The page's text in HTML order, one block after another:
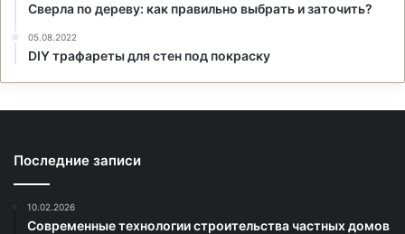
Сверла по дереву: как правильно выбрать и заточить?
05.08.2022
DIY трафареты для стен под покраску
Последние записи
10.02.2026
Современные технологии строительства частных домов